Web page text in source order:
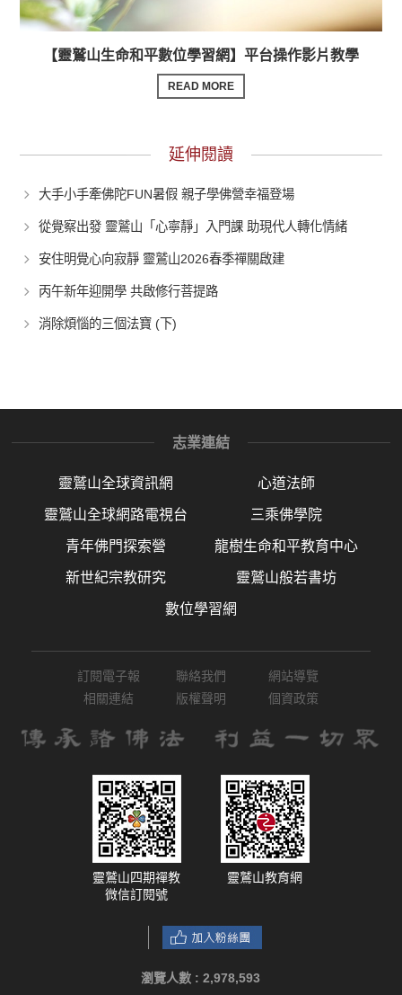
【靈鷲山生命和平數位學習網】平台操作影片教學
READ MORE
延伸閱讀
大手小手牽佛陀FUN暑假 親子學佛營幸福登場
從覺察出發 靈鷲山「心寧靜」入門課 助現代人轉化情緒
安住明覺心向寂靜 靈鷲山2026春季禪關啟建
丙午新年迎開學 共啟修行菩提路
消除煩惱的三個法寶 (下)
志業連結
靈鷲山全球資訊網 心道法師
靈鷲山全球網路電視台 三乘佛學院
青年佛門探索營 龍樹生命和平教育中心
新世紀宗教研究 靈鷲山般若書坊
數位學習網
訂閱電子報 聯絡我們
網站導覽
相關連結
版權聲明 個資政策
靈鷲山四期禪教
微信訂閱號
靈鷲山教育網
瀏覽人數 :2,978,593